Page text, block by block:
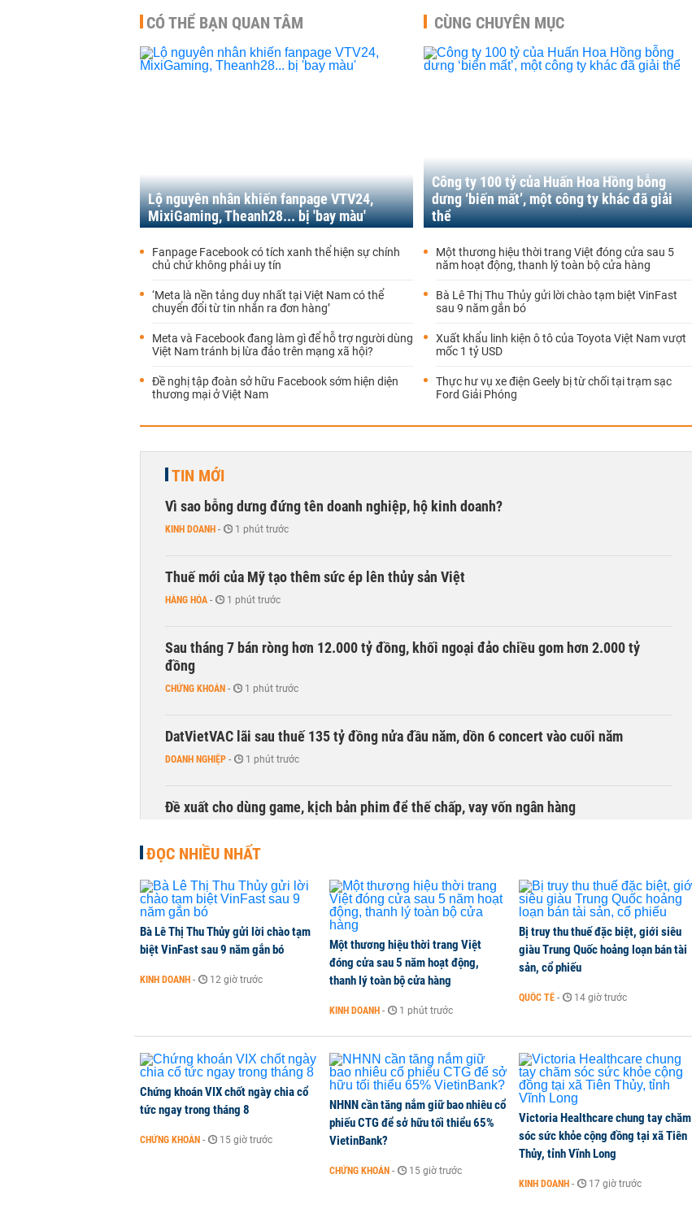
CÓ THỂ BẠN QUAN TÂM
Lộ nguyên nhân khiến fanpage VTV24,
MixiGaming, Theanh28... bị 'bay màu'
Fanpage Facebook có tích xanh thể hiện sự chính
chủ chứ không phải uy tín
‘Meta là nền tảng duy nhất tại Việt Nam có thể
chuyển đổi từ tin nhắn ra đơn hàng’
Meta và Facebook đang làm gì để hỗ trợ người dùng
Việt Nam tránh bị lừa đảo trên mạng xã hội?
Đề nghị tập đoàn sở hữu Facebook sớm hiện diện
thương mại ở Việt Nam
CÙNG CHUYÊN MỤC
Công ty 100 tỷ của Huấn Hoa Hồng bỗng
dưng ‘biến mất’, một công ty khác đã giải
thể
Một thương hiệu thời trang Việt đóng cửa sau 5
năm hoạt động, thanh lý toàn bộ cửa hàng
Bà Lê Thị Thu Thủy gửi lời chào tạm biệt VinFast
sau 9 năm gắn bó
Xuất khẩu linh kiện ô tô của Toyota Việt Nam vượt
mốc 1 tỷ USD
Thực hư vụ xe điện Geely bị từ chối tại trạm sạc
Ford Giải Phóng
TIN MỚI
Vì sao bỗng dưng đứng tên doanh nghiệp, hộ kinh doanh?
KINH DOANH - 1 phút trước
Thuế mới của Mỹ tạo thêm sức ép lên thủy sản Việt
HÀNG HÓA - 1 phút trước
Sau tháng 7 bán ròng hơn 12.000 tỷ đồng, khối ngoại đảo chiều gom hơn 2.000 tỷ
đồng
CHỨNG KHOÁN - 1 phút trước
DatVietVAC lãi sau thuế 135 tỷ đồng nửa đầu năm, dồn 6 concert vào cuối năm
DOANH NGHIỆP - 1 phút trước
Đề xuất cho dùng game, kịch bản phim để thế chấp, vay vốn ngân hàng
ĐỌC NHIỀU NHẤT
Bà Lê Thị Thu Thủy gửi lời chào tạm
biệt VinFast sau 9 năm gắn bó
KINH DOANH - 12 giờ trước
Một thương hiệu thời trang Việt
đóng cửa sau 5 năm hoạt động,
thanh lý toàn bộ cửa hàng
KINH DOANH - 1 phút trước
Bị truy thu thuế đặc biệt, giới siêu
giàu Trung Quốc hoảng loạn bán tài
sản, cổ phiếu
QUỐC TẾ - 14 giờ trước
Chứng khoán VIX chốt ngày chia cổ
tức ngay trong tháng 8
CHỨNG KHOÁN - 15 giờ trước
NHNN cần tăng nắm giữ bao nhiêu cổ
phiếu CTG để sở hữu tối thiểu 65%
VietinBank?
CHỨNG KHOÁN - 15 giờ trước
Victoria Healthcare chung tay chăm
sóc sức khỏe cộng đồng tại xã Tiên
Thủy, tỉnh Vĩnh Long
KINH DOANH - 17 giờ trước